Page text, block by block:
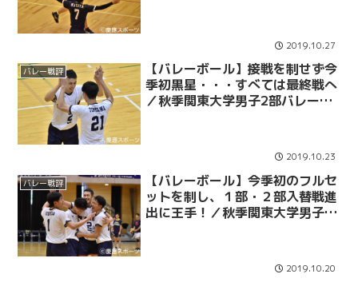
2019.10.27
バレー戦評
【バレーボール】接戦を制せず今
季初黒星・・・すべては最終戦へ
／秋季関東大学男子2部バレーボ
2019.10.23
バレー戦評
【バレーボール】今季初のフルセ
ットを制し、１部・２部入替戦進
出に王手！／秋季関東大学男子２
2019.10.20